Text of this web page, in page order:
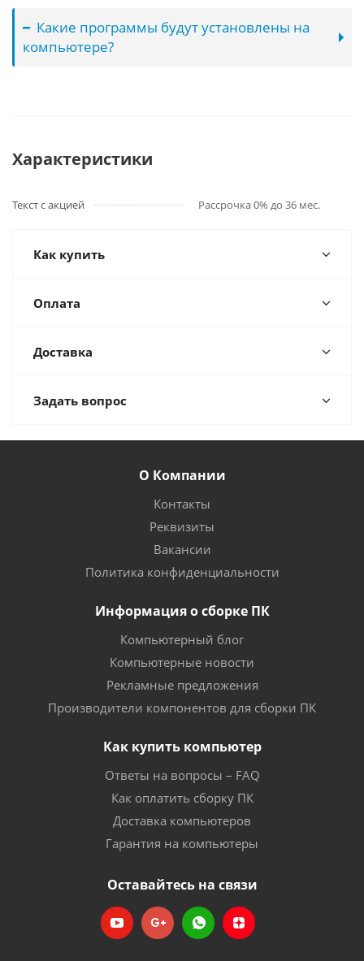
Какие программы будут установлены на
компьютере?
Характеристики
Текст с акцией Рассрочка 0% до 36 мес.
Как купить
Оплата
Доставка
Задать вопрос
О Компании
Контакты
Реквизиты
Вакансии
Политика конфиденциальности
Информация о сборке ПК
Компьютерный блог
Компьютерные новости
Рекламные предложения
Производители компонентов для сборки ПК
Как купить компьютер
Ответы на вопросы – FAQ
Как оплатить сборку ПК
Доставка компьютеров
Гарантия на компьютеры
Оставайтесь на связи